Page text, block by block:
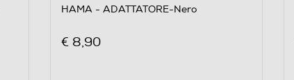
HAMA - ADATTATORE-Nero
€ 8,90